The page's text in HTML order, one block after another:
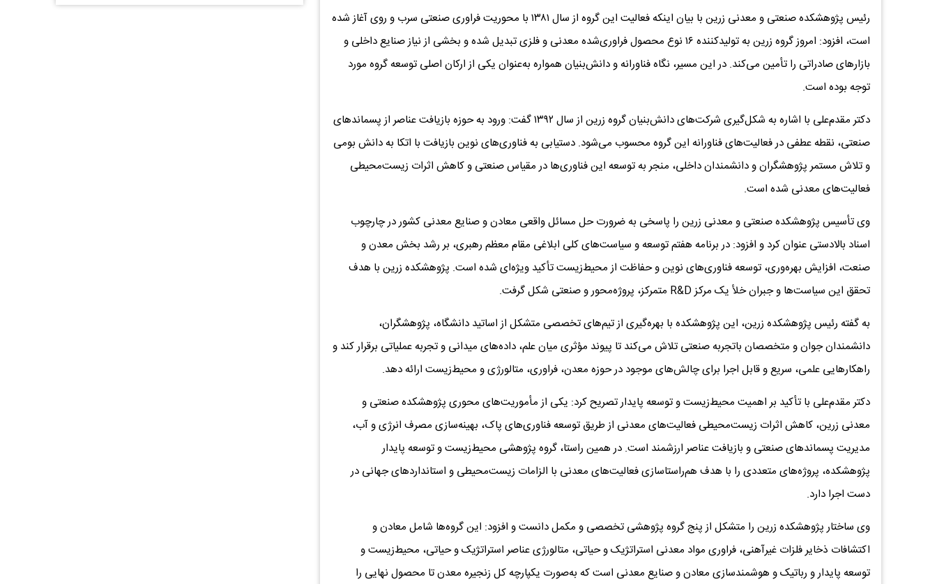
رئیس پژوهشکده صنعتی و معدنی زرین با بیان اینکه فعالیت این گروه از سال ۱۳۸۱ با محوریت فراوری صنعتی سرب و روی آغاز شده
است، افزود: امروز گروه زرین به تولیدکننده ۱۶ نوع محصول فراوری‌شده معدنی و فلزی تبدیل شده و بخشی از نیاز صنایع داخلی و
بازارهای صادراتی را تأمین می‌کند. در این مسیر، نگاه فناورانه و دانش‌بنیان همواره به‌عنوان یکی از ارکان اصلی توسعه گروه مورد
توجه بوده است.
دکتر مقدم‌علی با اشاره به شکل‌گیری شرکت‌های دانش‌بنیان گروه زرین از سال ۱۳۹۲ گفت: ورود به حوزه بازیافت عناصر از پسماندهای
صنعتی، نقطه عطفی در فعالیت‌های فناورانه این گروه محسوب می‌شود. دستیابی به فناوری‌های نوین بازیافت با اتکا به دانش بومی
و تلاش مستمر پژوهشگران و دانشمندان داخلی، منجر به توسعه این فناوری‌ها در مقیاس صنعتی و کاهش اثرات زیست‌محیطی
فعالیت‌های معدنی شده است.
وی تأسیس پژوهشکده صنعتی و معدنی زرین را پاسخی به ضرورت حل مسائل واقعی معادن و صنایع معدنی کشور در چارچوب
اسناد بالادستی عنوان کرد و افزود: در برنامه هفتم توسعه و سیاست‌های کلی ابلاغی مقام معظم رهبری، بر رشد بخش معدن و
صنعت، افزایش بهره‌وری، توسعه فناوری‌های نوین و حفاظت از محیط‌زیست تأکید ویژه‌ای شده است. پژوهشکده زرین با هدف
تحقق این سیاست‌ها و جبران خلأ یک مرکز R&D متمرکز، پروژه‌محور و صنعتی شکل گرفت.
به گفته رئیس پژوهشکده زرین، این پژوهشکده با بهره‌گیری از تیم‌های تخصصی متشکل از اساتید دانشگاه، پژوهشگران،
دانشمندان جوان و متخصصان باتجربه صنعتی تلاش می‌کند تا پیوند مؤثری میان علم، داده‌های میدانی و تجربه عملیاتی برقرار کند و
راهکارهایی علمی، سریع و قابل اجرا برای چالش‌های موجود در حوزه معدن، فراوری، متالورژی و محیط‌زیست ارائه دهد.
دکتر مقدم‌علی با تأکید بر اهمیت محیط‌زیست و توسعه پایدار تصریح کرد: یکی از مأموریت‌های محوری پژوهشکده صنعتی و
معدنی زرین، کاهش اثرات زیست‌محیطی فعالیت‌های معدنی از طریق توسعه فناوری‌های پاک، بهینه‌سازی مصرف انرژی و آب،
مدیریت پسماندهای صنعتی و بازیافت عناصر ارزشمند است. در همین راستا، گروه پژوهشی محیط‌زیست و توسعه پایدار
پژوهشکده، پروژه‌های متعددی را با هدف هم‌راستاسازی فعالیت‌های معدنی با الزامات زیست‌محیطی و استانداردهای جهانی در
دست اجرا دارد.
وی ساختار پژوهشکده زرین را متشکل از پنج گروه پژوهشی تخصصی و مکمل دانست و افزود: این گروه‌ها شامل معادن و
اکتشافات ذخایر فلزات غیرآهنی، فراوری مواد معدنی استراتژیک و حیاتی، متالورژی عناصر استراتژیک و حیاتی، محیط‌زیست و
توسعه پایدار و رباتیک و هوشمندسازی معادن و صنایع معدنی است که به‌صورت یکپارچه کل زنجیره معدن تا محصول نهایی را